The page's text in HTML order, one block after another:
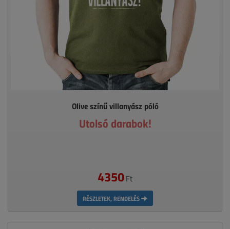
Olive színű villanyász póló
Utolsó darabok!
4350Ft
RÉSZLETEK, RENDELÉS